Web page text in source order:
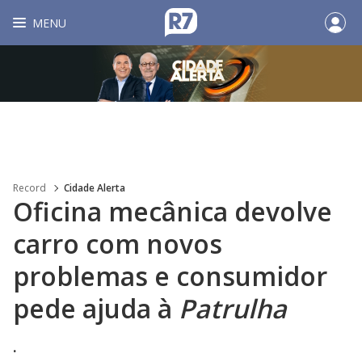
MENU
Record Cidade Alerta
Oficina mecânica devolve
carro com novos
problemas e consumidor
pede ajuda à Patrulha
.